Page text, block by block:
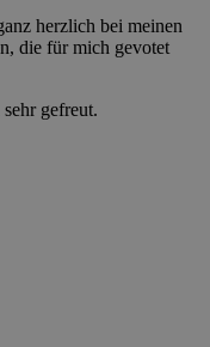
herzlich bei meinen
die für mich gevotet
gefreut.